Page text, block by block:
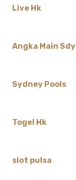
Live Hk
Angka Main Sdy
Sydney Pools
Togel Hk
slot pulsa